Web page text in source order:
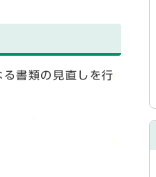
書類の見直しを行